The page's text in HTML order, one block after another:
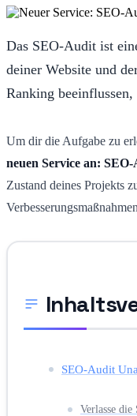
Das SEO-Audit ist
deiner Website und
Ranking
Um dir die Aufgabe zu
neuen Service an:
Zustand deines Projekts
SEO-Audit
Verlasse die